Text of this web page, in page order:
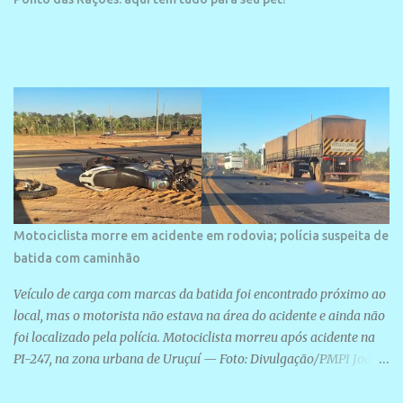
Motociclista morre em acidente em rodovia; polícia suspeita de
batida com caminhão
Veículo de carga com marcas da batida foi encontrado próximo ao
local, mas o motorista não estava na área do acidente e ainda não
foi localizado pela polícia. Motociclista morreu após acidente na
PI-247, na zona urbana de Uruçuí — Foto: Divulgação/PMPI João